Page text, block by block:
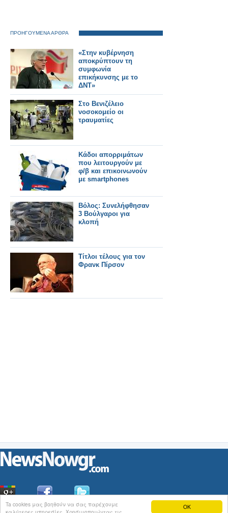
OK
Ta cookies μας βοηθούν να σας παρέχουμε
ΠΡΟΗΓΟΥΜΕΝΑ ΑΡΘΡΑ
«Στην κυβέρνηση
αποκρύπτουν τη
συμφωνία
επικήκυνσης με το
ΔΝΤ»
Στο Βενιζέλειο
νοσοκομείο οι
τραυματίες
Κάδοι απορριμάτων
που λειτουργούν με
φ/β και επικοινωνούν
με smartphones
Βόλος: Συνελήφθησαν
3 Βούλγαροι για
κλοπή
Τίτλοι τέλους για τον
Φρανκ Πίρσον